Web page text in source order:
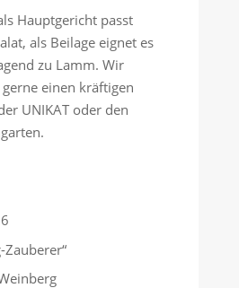
Hauptgericht passt
als Beilage eignet es
zu Lamm. Wir
einen kräftigen
UNIKAT oder den
Zauberer“